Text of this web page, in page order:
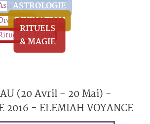
ASTROLOGIE
DIVINATION
RITUELS
& MAGIE
(20 Avril - 20 Mai) -
2016 - ELEMIAH VOYANCE